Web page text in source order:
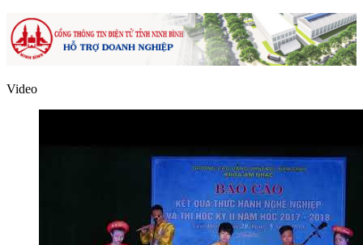
Video